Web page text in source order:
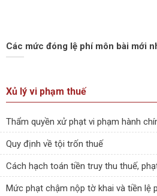
Các mức đóng lệ phí môn bài mới
Xủ lý vi phạm thuế
Thẩm quyền xử phạt vi phạm hành
Quy định về tội trốn thuế
Cách hạch toán tiền truy thu thuế,
Mức phạt chậm nộp tờ khai và tiền lệ